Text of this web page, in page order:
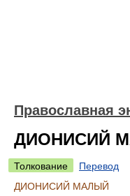
Православная
ДИОНИСИЙ
Толкование
Перевод
ДИОНИСИЙ МАЛЫЙ